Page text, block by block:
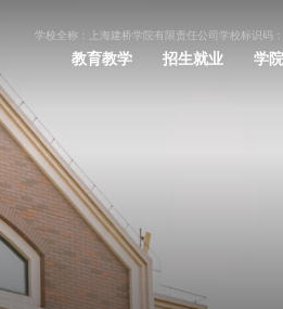
学校全称：上海建桥学院有限责任公司学校标识码
教育教学 招生就业 学